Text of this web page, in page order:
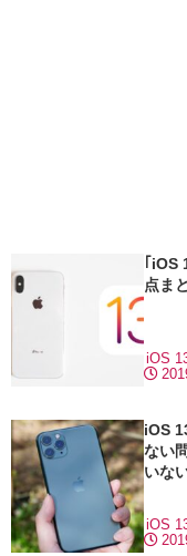
｢
点ま
iOS
iOS
ない
いな
iOS